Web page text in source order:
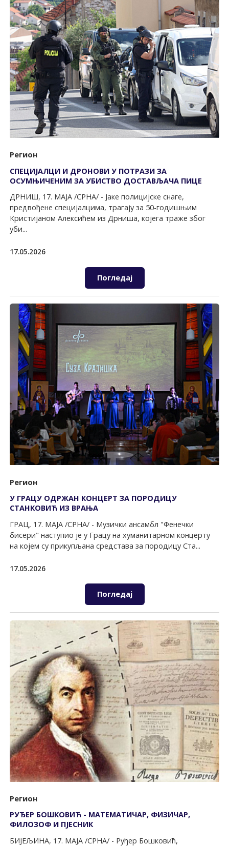
Регион
СПЕЦИЈАЛЦИ И ДРОНОВИ У ПОТРАЗИ ЗА
ОСУМЊИЧЕНИМ ЗА УБИСТВО ДОСТАВЉАЧА ПИЦЕ
ДРНИШ, 17. МАЈА /СРНА/ - Јаке полицијске снаге,
предвођене специјалцима, трагају за 50-годишњим
Кристијаном Алексићем из Дрниша, којега траже због
уби...
17.05.2026
Погледај
Регион
У ГРАЦУ ОДРЖАН КОНЦЕРТ ЗА ПОРОДИЦУ
СТАНКОВИЋ ИЗ ВРАЊА
ГРАЦ, 17. МАЈА /СРНА/ - Музички ансамбл "Фенечки
бисери" наступио је у Грацу на хуманитарном концерту
на којем су прикупљана средстава за породицу Ста...
17.05.2026
Погледај
Регион
РУЂЕР БОШКОВИЋ - МАТЕМАТИЧАР, ФИЗИЧАР,
ФИЛОЗОФ И ПЈЕСНИК
БИЈЕЉИНА, 17. МАЈА /СРНА/ - Руђер Бошковић,